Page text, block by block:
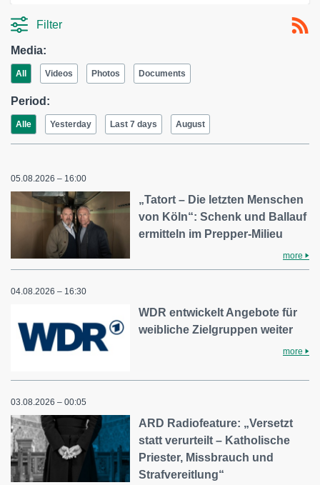
Filter
Media:
All Videos Photos Documents
Period:
Alle Yesterday Last 7 days August
05.08.2026 – 16:00
„Tatort – Die letzten Menschen
von Köln“: Schenk und Ballauf
ermitteln im Prepper-Milieu
more
04.08.2026 – 16:30
WDR entwickelt Angebote für
weibliche Zielgruppen weiter
more
03.08.2026 – 00:05
ARD Radiofeature: „Versetzt
statt verurteilt – Katholische
Priester, Missbrauch und
Strafvereitlung“